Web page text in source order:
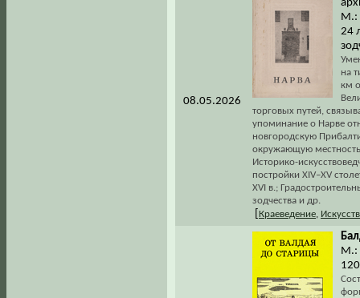
08.05.2026
М.:
24
на
км
торговых путей,
упоминание о Нарве
новгородскую
окружающую
Историко-
постройки XIV–XV
XVI в.;
зодчества и др.
Краеведение
М.: